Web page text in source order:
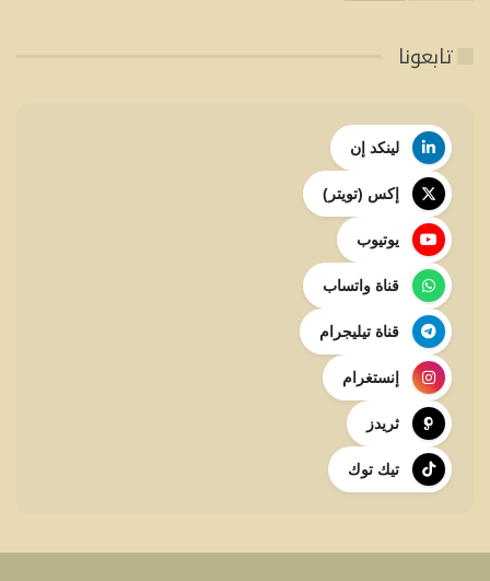
تابعونا
لينكد إن
إكس (تويتر)
يوتيوب
قناة واتساب
قناة تيليجرام
إنستغرام
ثريدز
تيك توك